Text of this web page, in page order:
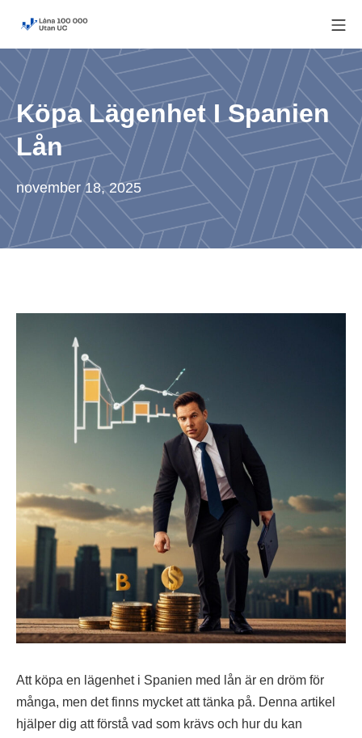
contentLåna 100 000 utan UC
Köpa Lägenhet I Spanien
Lån
november 18, 2025
Att köpa en lägenhet i Spanien med lån är en dröm för
många, men det finns mycket att tänka på. Denna artikel
hjälper dig att förstå vad som krävs och hur du kan